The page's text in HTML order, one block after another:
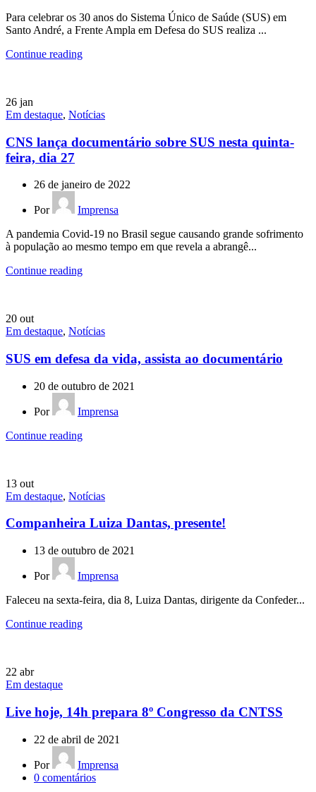
Para celebrar os 30 anos do Sistema Único de Saúde (SUS) em
Santo André, a Frente Ampla em Defesa do SUS realiza ...
Continue reading
26 jan
Em destaque, Notícias
CNS lança documentário sobre SUS nesta quinta-
feira, dia 27
26 de janeiro de 2022
Por
Imprensa
A pandemia Covid-19 no Brasil segue causando grande sofrimento
à população ao mesmo tempo em que revela a abrangê...
Continue reading
20 out
Em destaque, Notícias
SUS em defesa da vida, assista ao documentário
20 de outubro de 2021
Por
Imprensa
Continue reading
13 out
Em destaque, Notícias
Companheira Luiza Dantas, presente!
13 de outubro de 2021
Por
Imprensa
Faleceu na sexta-feira, dia 8, Luiza Dantas, dirigente da Confeder...
Continue reading
22 abr
Em destaque
Live hoje, 14h prepara 8º Congresso da CNTSS
22 de abril de 2021
Por
Imprensa
0 comentários